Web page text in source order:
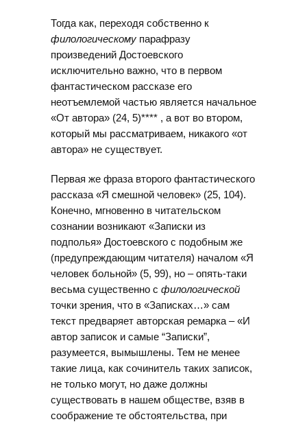
Тогда как, переходя собственно к
филологическому парафразу
произведений Достоевского
исключительно важно, что в первом
фантастическом рассказе его
неотъемлемой частью является начальное
«От автора» (24, 5)**** , а вот во втором,
который мы рассматриваем, никакого «от
автора» не существует.
Первая же фраза второго фантастического
рассказа «Я смешной человек» (25, 104).
Конечно, мгновенно в читательском
сознании возникают «Записки из
подполья» Достоевского с подобным же
(предупреждающим читателя) началом «Я
человек больной» (5, 99), но – опять-таки
весьма существенно с филологической
точки зрения, что в «Записках…» сам
текст предваряет авторская ремарка – «И
автор записок и самые “Записки”,
разумеется, вымышлены. Тем не менее
такие лица, как сочинитель таких записок,
не только могут, но даже должны
существовать в нашем обществе, взяв в
соображение те обстоятельства, при